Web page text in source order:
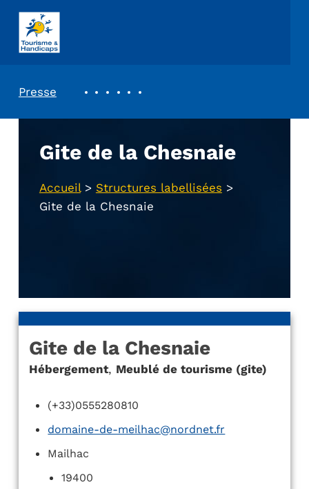
ASSOCIATION TOURISME ET HANDICAPS
Presse
Gite de la Chesnaie
Accueil> Structures labellisées >
Gite de la Chesnaie
Gite de la Chesnaie
Hébergement, Meublé de tourisme (gite)
(+33)0555280810
domaine-de-meilhac@nordnet.fr
Mailhac
19400